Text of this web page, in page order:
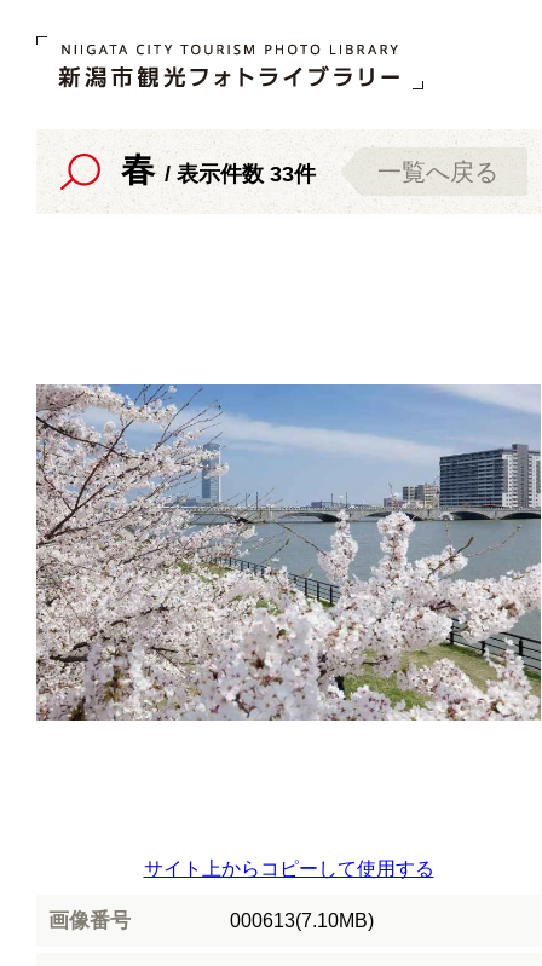
春 / 表示件数 33件 一覧へ戻る
サイト上からコピーして使用する
画像番号 000613(7.10MB)